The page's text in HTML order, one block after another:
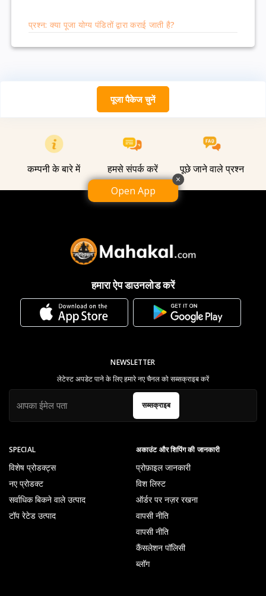
प्रश्न: क्या पूजा योग्य पंडितों द्वारा कराई जाती है?
पूजा पैकेज चुनें
कम्पनी के बारे में हमसे संपर्क करें पूछे जाने वाले प्रश्न
हमारा ऐप डाउनलोड करें
SPECIAL
विशेष प्रोडक्ट्स
नए प्रोडक्ट
सर्वाधिक बिकने वाले उत्पाद
टॉप रेटेड उत्पाद
अकाउंट और शिपिंग की जानकारी
प्रोफ़ाइल जानकारी
विश लिस्ट
ऑर्डर पर नज़र रखना
वापसी नीति
वापसी नीति
कैंसलेशन पॉलिसी
ब्लॉग
NEWSLETTER
लेटेस्ट अपडेट पाने के लिए हमारे नए चैनल को सब्सक्राइब करें
सब्सक्राइब
Open App
×